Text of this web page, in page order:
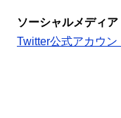
ソーシャルメディア
Twitter公式アカウン